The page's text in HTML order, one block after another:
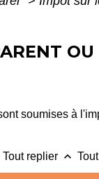
OU
soumises à
Tout replier keyboard_arrow_up